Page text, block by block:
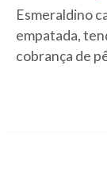
Esmeraldino
empatada,
cobrança de